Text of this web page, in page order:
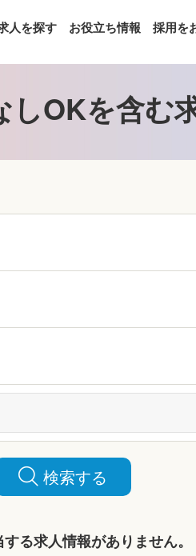
人を探す お役立ち情報 採用を
しOKを含む
検索する
る求人情報がありません。